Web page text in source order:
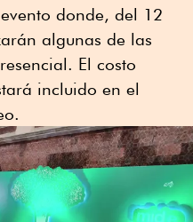
donde, del 12
algunas de las
El costo
incluido en el